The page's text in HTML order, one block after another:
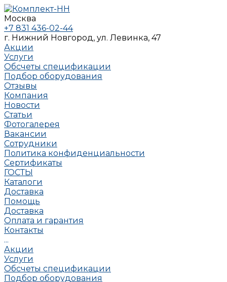
Москва
+7 831 436-02-44
г. Нижний Новгород, ул. Левинка, 47
Акции
Услуги
Обсчеты спецификации
Подбор оборудования
Отзывы
Компания
Новости
Статьи
Фотогалерея
Вакансии
Сотрудники
Политика конфиденциальности
Сертификаты
ГОСТЫ
Каталоги
Доставка
Помощь
Доставка
Оплата и гарантия
Контакты
...
Акции
Услуги
Обсчеты спецификации
Подбор оборудования